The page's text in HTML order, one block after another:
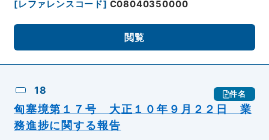
[レファレンスコード] C08040350000
閲覧
18 件名
匈塞境第１７号 大正１０年９月２２日 業
務進捗に関する報告